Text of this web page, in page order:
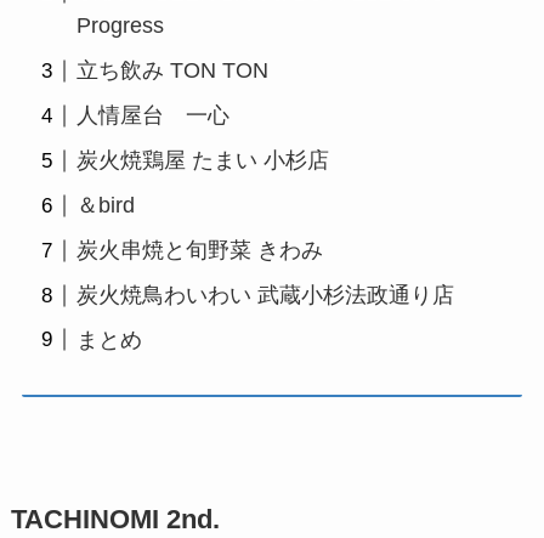
Progress
立ち飲み TON TON
人情屋台 一心
炭火焼鶏屋 たまい 小杉店
＆bird
炭火串焼と旬野菜 きわみ
炭火焼鳥わいわい 武蔵小杉法政通り店
まとめ
TACHINOMI 2nd.